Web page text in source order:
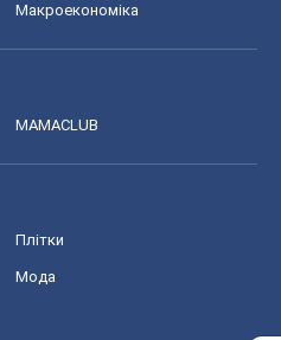
Макроекономіка
MAMACLUB
Плітки
Мода